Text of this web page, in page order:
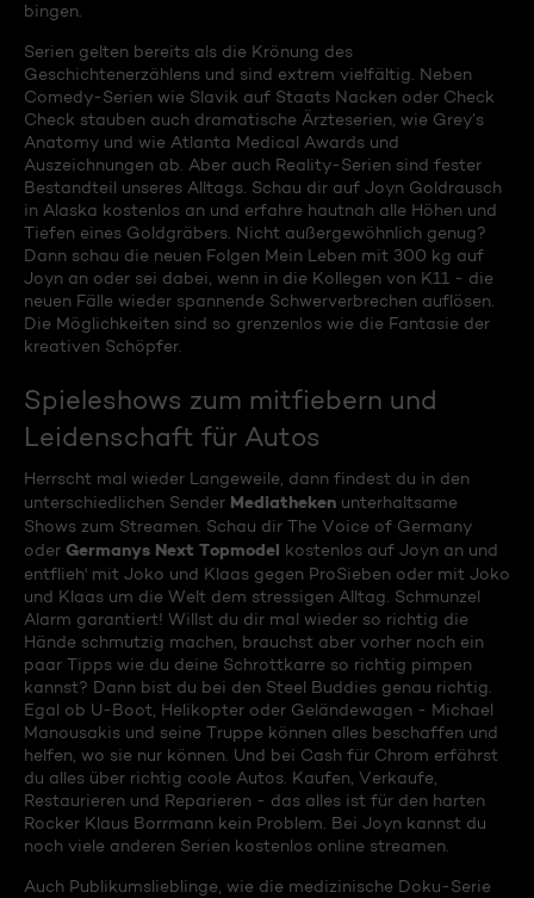
bingen.
Serien gelten bereits als die Krönung des
Geschichtenerzählens und sind extrem vielfältig. Neben
Comedy-Serien wie Slavik auf Staats Nacken oder Check
Check stauben auch dramatische Ärzteserien, wie Grey’s
Anatomy und wie Atlanta Medical Awards und
Auszeichnungen ab. Aber auch Reality-Serien sind fester
Bestandteil unseres Alltags. Schau dir auf Joyn Goldrausch
in Alaska kostenlos an und erfahre hautnah alle Höhen und
Tiefen eines Goldgräbers. Nicht außergewöhnlich genug?
Dann schau die neuen Folgen Mein Leben mit 300 kg auf
Joyn an oder sei dabei, wenn in die Kollegen von K11 - die
neuen Fälle wieder spannende Schwerverbrechen auflösen.
Die Möglichkeiten sind so grenzenlos wie die Fantasie der
kreativen Schöpfer.
Spieleshows zum mitfiebern und
Leidenschaft für Autos
Herrscht mal wieder Langeweile, dann findest du in den
unterschiedlichen Sender Mediatheken unterhaltsame
Shows zum Streamen. Schau dir The Voice of Germany
oder Germanys Next Topmodel kostenlos auf Joyn an und
entflieh' mit Joko und Klaas gegen ProSieben oder mit Joko
und Klaas um die Welt dem stressigen Alltag. Schmunzel
Alarm garantiert! Willst du dir mal wieder so richtig die
Hände schmutzig machen, brauchst aber vorher noch ein
paar Tipps wie du deine Schrottkarre so richtig pimpen
kannst? Dann bist du bei den Steel Buddies genau richtig.
Egal ob U-Boot, Helikopter oder Geländewagen - Michael
Manousakis und seine Truppe können alles beschaffen und
helfen, wo sie nur können. Und bei Cash für Chrom erfährst
du alles über richtig coole Autos. Kaufen, Verkaufe,
Restaurieren und Reparieren - das alles ist für den harten
Rocker Klaus Borrmann kein Problem. Bei Joyn kannst du
noch viele anderen Serien kostenlos online streamen.
Auch Publikumslieblinge, wie die medizinische Doku-Serie